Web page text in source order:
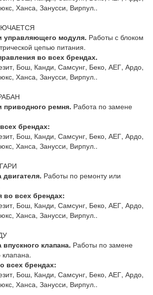
Ханса, Занусси, Вирпул..
управляющего модуля. Работы с блоком
цепью питания.
во всех брендах.
Бош, Канди, Самсунг, Беко, АЕГ, Ардо,
Ханса, Занусси, Вирпул..
ремня. Работа по замене
брендах:
Бош, Канди, Самсунг, Беко, АЕГ, Ардо,
Ханса, Занусси, Вирпул..
Работы по ремонту или
во всех брендах:
Бош, Канди, Самсунг, Беко, АЕГ, Ардо,
Ханса, Занусси, Вирпул..
клапана. Работы по замене
клапана.
всех брендах:
Бош, Канди, Самсунг, Беко, АЕГ, Ардо,
Ханса, Занусси, Вирпул..